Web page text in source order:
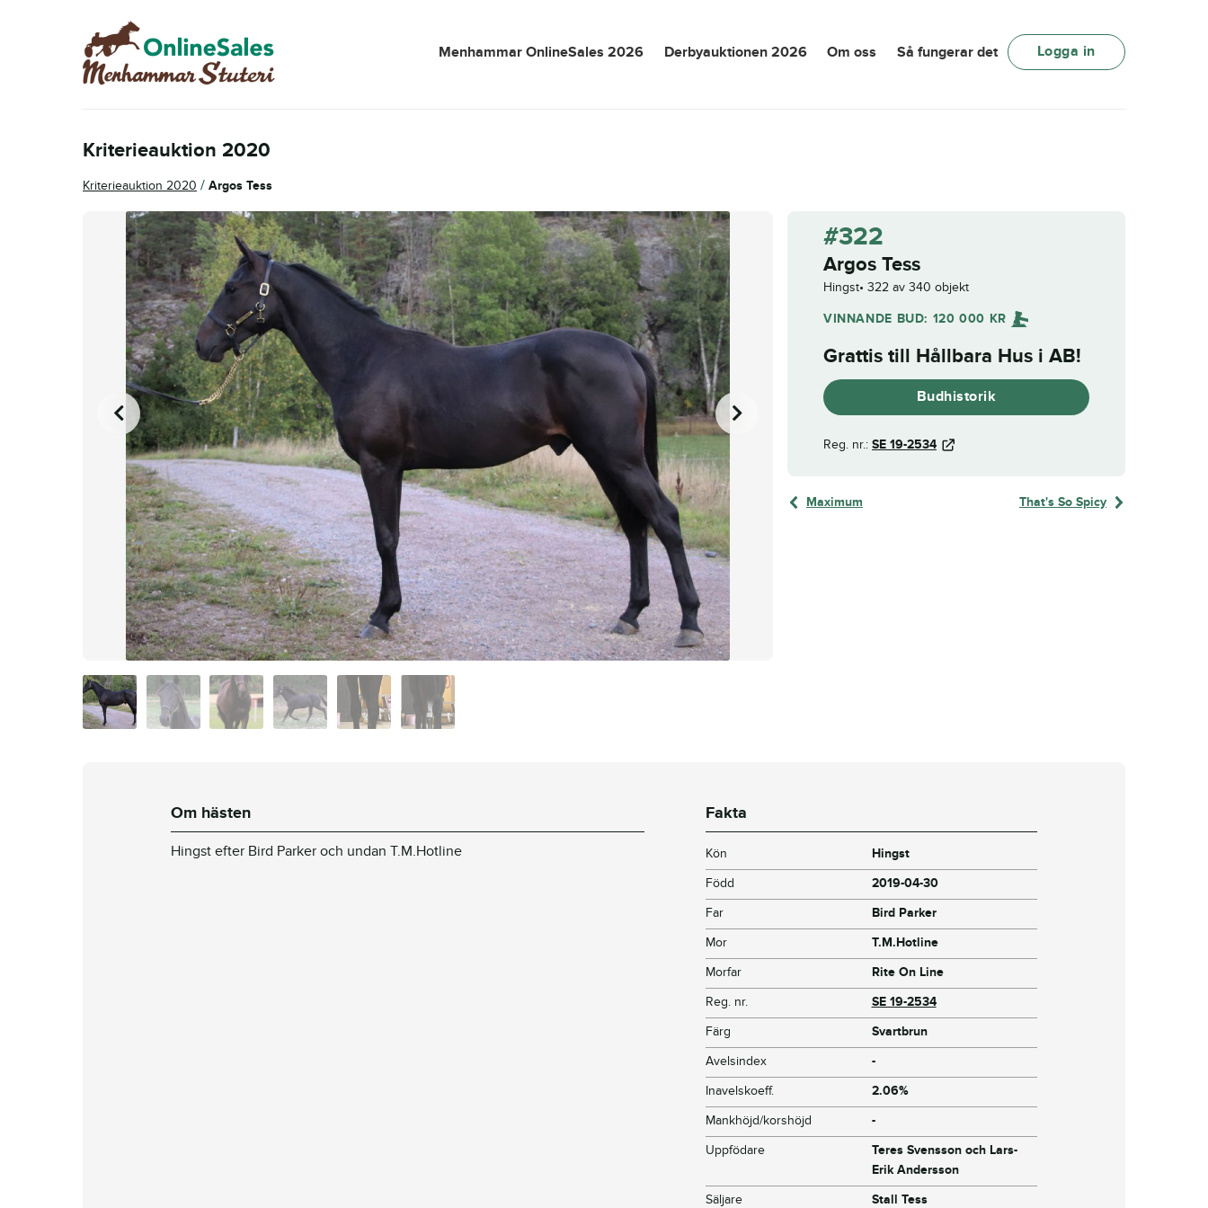
Hoppa
till
navigering
Hoppa
till
innehåll
Menhammar OnlineSales 2026 Derbyauktionen 2026 Om oss Så fungerar det Logga in
Kriterieauktion 2020
Kriterieauktion 2020 / Argos Tess
#322
Argos Tess
Hingst 322 av 340 objekt
VINNANDE BUD: 120 000 KR
Grattis till Hållbara Hus i AB!
Budhistorik
Reg. nr.: SE 19-2534
Maximum That's So Spicy
Om hästen
Hingst efter Bird Parker och undan T.M.Hotline
Fakta
Kön
Hingst
Född
2019-04-30
Far
Bird Parker
Mor
T.M.Hotline
Morfar
Rite On Line
Reg. nr.
SE 19-2534
Färg
Svartbrun
Avelsindex
-
Inavelskoeff.
2.06%
Mankhöjd/korshöjd
-
Uppfödare
Teres Svensson och Lars-
Erik Andersson
Säljare
Stall Tess